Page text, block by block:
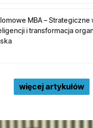
MBA – Strategiczne
i transformacja
więcej artykułów